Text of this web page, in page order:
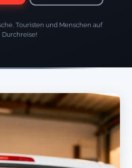
Touristen und Menschen auf
Durchreise!